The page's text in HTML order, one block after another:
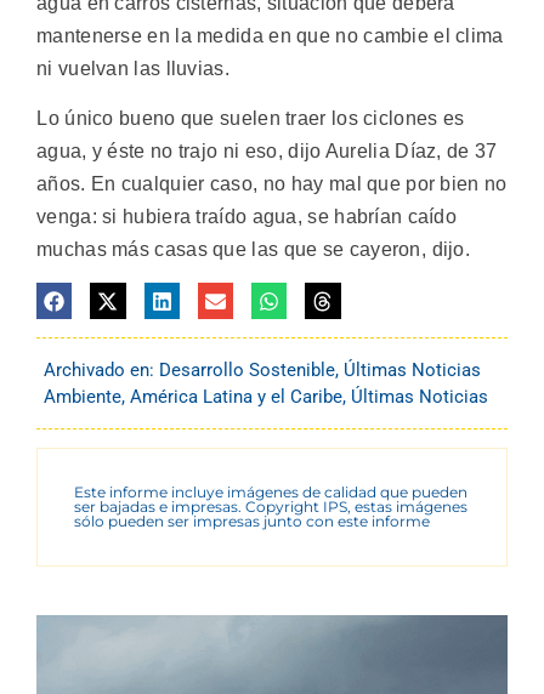
mantenerse en la medida en que no cambie el clima
ni vuelvan las lluvias.
Lo único bueno que suelen traer los ciclones es
agua, y éste no trajo ni eso, dijo Aurelia Díaz, de 37
años. En cualquier caso, no hay mal que por bien no
venga: si hubiera traído agua, se habrían caído
muchas más casas que las que se cayeron, dijo.
Archivado en: Desarrollo Sostenible, Últimas Noticias
Ambiente, América Latina y el Caribe, Últimas Noticias
Este informe incluye imágenes de calidad que pueden
ser bajadas e impresas. Copyright IPS, estas imágenes
sólo pueden ser impresas junto con este informe